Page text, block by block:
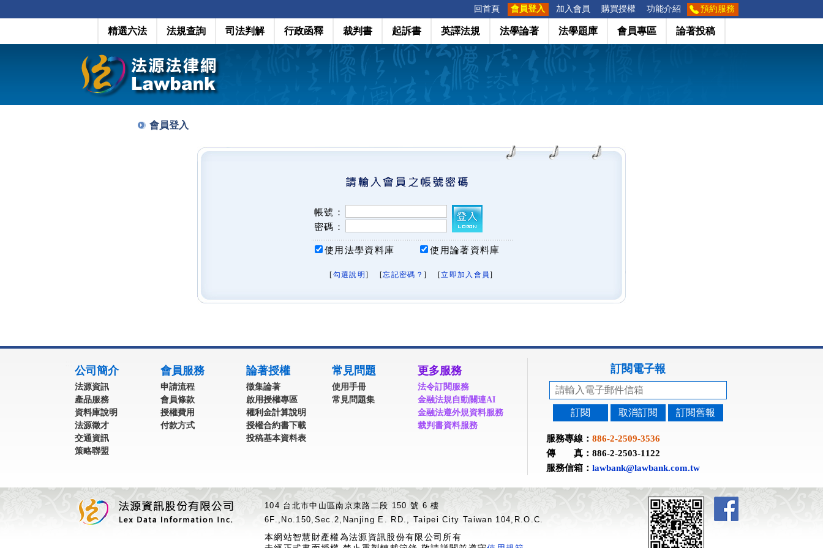
回首頁 會員登入 加入會員 購買授權 功能介紹 預約服務
精選六法 法規查詢 司法判解 行政函釋 裁判書 起訴書 英譯法規 法學論著 法學題庫 會員專區 論著投稿
會員登入
帳號：
密碼：
使用法學資料庫 使用論著資料庫
[勾選說明 ] [忘記密碼？ ] [立即加入會員]
公司簡介
法源資訊
產品服務
資料庫說明
法源徵才
交通資訊
策略聯盟
會員服務
申請流程
會員條款
授權費用
付款方式
論著授權
徵集論著
啟用授權專區
權利金計算說明
授權合約書下載
投稿基本資料表
常見問題
使用手冊
常見問題集
更多服務
法令訂閱服務
金融法規自動關連AI
金融法遵外規資料服務
裁判書資料服務
訂閱電子報
訂閱 取消訂閱 訂閱舊報
服務專線： 886-2-2509-3536
傳 真：886-2-2503-1122
服務信箱： lawbank@lawbank.com.tw
104 台北市中山區南京東路二段 150 號 6 樓
6F.,No.150,Sec.2,Nanjing E. RD., Taipei City Taiwan 104,R.O.C.
本網站智慧財產權為法源資訊股份有限公司所有